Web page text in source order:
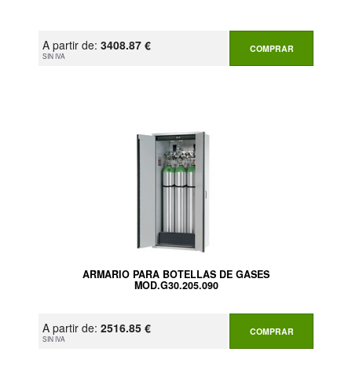
A partir de: 3408.87 €
SIN IVA
COMPRAR
ARMARIO PARA BOTELLAS DE GASES
MOD.G30.205.090
A partir de: 2516.85 €
SIN IVA
COMPRAR